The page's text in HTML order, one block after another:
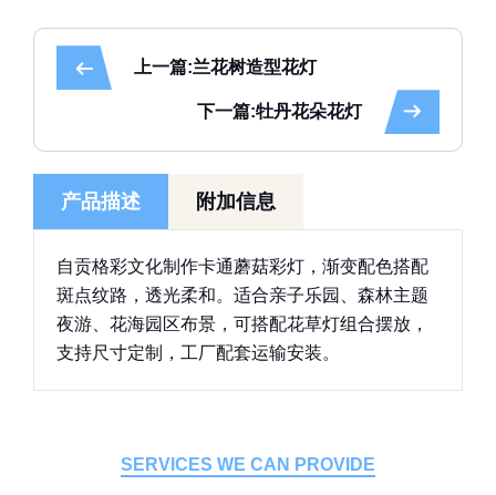
上一篇:兰花树造型花灯
下一篇:牡丹花朵花灯
产品描述 附加信息
自贡格彩文化制作卡通蘑菇彩灯，渐变配色搭配
斑点纹路，透光柔和。适合亲子乐园、森林主题
夜游、花海园区布景，可搭配花草灯组合摆放，
支持尺寸定制，工厂配套运输安装。
SERVICES WE CAN PROVIDE